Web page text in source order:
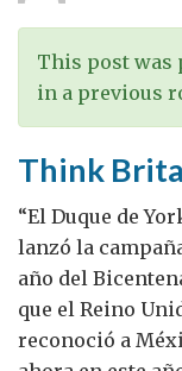
This post was
in a previous
Think
“El Duque de
lanzó la
año del
que el Reino
reconoció a